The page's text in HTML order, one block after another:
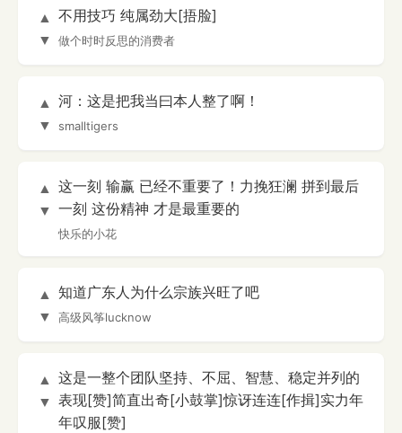
▲
▼
不用技巧 纯属劲大[捂脸]
做个时时反思的消费者
▲
▼
河：这是把我当曰本人整了啊！
smalltigers
▲
▼
这一刻 输赢 已经不重要了！力挽狂澜 拼到最后
一刻 这份精神 才是最重要的
快乐的小花
▲
▼
知道广东人为什么宗族兴旺了吧
高级风筝lucknow
▲
▼
这是一整个团队坚持、不屈、智慧、稳定并列的
表现[赞]简直出奇[小鼓掌]惊讶连连[作揖]实力年
年叹服[赞]